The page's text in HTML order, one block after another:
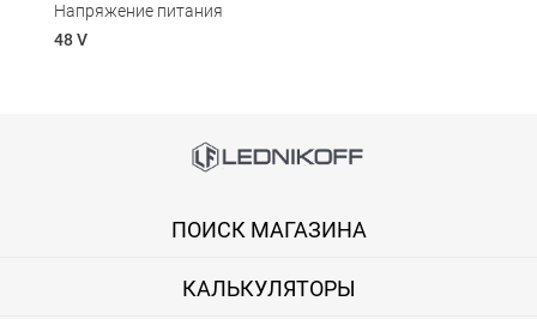
Напряжение питания
48 V
Вы можете оплатить покупку на сайте банковской картой
Оплата при получении
ПОИСК МАГАЗИНА
КАЛЬКУЛЯТОРЫ